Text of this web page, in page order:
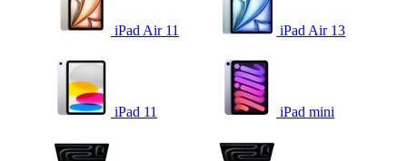
iPad Air 11 iPad Air 13
iPad 11 iPad mini